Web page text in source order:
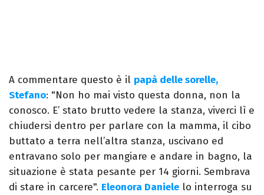
A commentare questo è il papà delle sorelle,
Stefano: "Non ho mai visto questa donna, non la
conosco. E’ stato brutto vedere la stanza, viverci lì e
chiudersi dentro per parlare con la mamma, il cibo
buttato a terra nell’altra stanza, uscivano ed
entravano solo per mangiare e andare in bagno, la
situazione è stata pesante per 14 giorni. Sembrava
di stare in carcere". Eleonora Daniele lo interroga su